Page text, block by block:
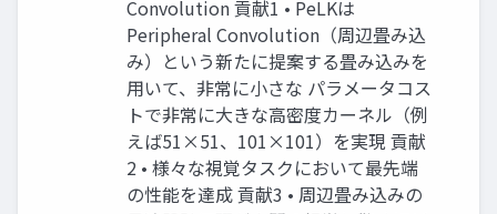
Convolution 貢献1 • PeLKは
Peripheral Convolution（周辺畳み込
み）という新たに提案する畳み込みを
用いて、非常に小さな パラメータコス
トで非常に大きな高密度カーネル（例
えば51×51、101×101）を実現 貢献
2 • 様々な視覚タスクにおいて最先端
の性能を達成 貢献3 • 周辺畳み込みの